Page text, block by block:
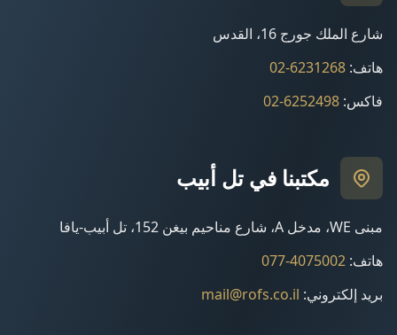
شارع الملك جورج 16، القدس
هاتف:
02-6231268
فاكس:
02-6252498
مكتبنا في تل أبيب
مبنى WE، مدخل A، شارع مناحيم بيغن 152، تل أبيب-يافا
هاتف:
077-4075002
بريد إلكتروني:
mail@rofs.co.il